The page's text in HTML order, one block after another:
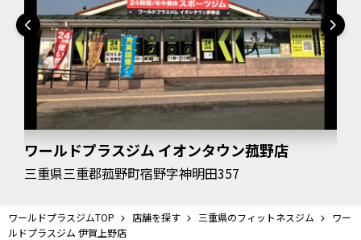
ワールドプラスジム イオンタウン菰野店
三重県三重郡菰野町宿野字神明田357
ワールドプラスジムTOP 店舗を探す 三重県のフィットネスジム
ワー
ルドプラスジム 伊賀上野店